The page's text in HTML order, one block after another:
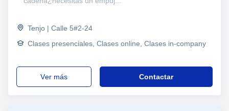
Tenjo | Calle 5#2-24
Clases presenciales, Clases online, Clases in-company
ver más Contactar